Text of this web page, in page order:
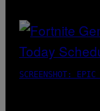
SCREENSHOT: EPIC